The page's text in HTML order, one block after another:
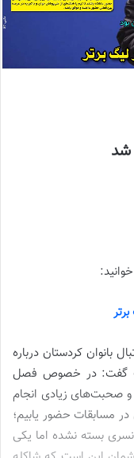
بانوان کردستان درباره
گفت: در خصوص فصل
صحبت‌های زیادی انجام
مسابقات حضور یابیم؛
بسته نشده اما یکی